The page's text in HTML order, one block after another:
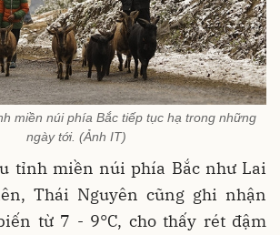
miền núi phía Bắc tiếp tục hạ trong những
ngày tới. (Ảnh IT)
tỉnh miền núi phía Bắc như Lai
Thái Nguyên cũng ghi nhận
từ 7 - 9°C, cho thấy rét đậm